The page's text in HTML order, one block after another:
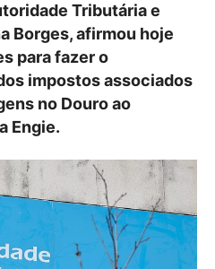
Tributária e
Borges, afirmou hoje
para fazer o
impostos associados
no Douro ao
Engie.